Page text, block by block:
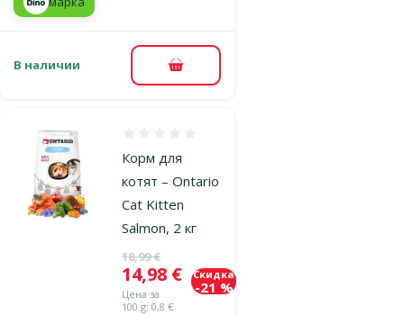
В наличии В корзину
Корм для
котят – Ontario
Cat Kitten
Salmon, 2 кг
Исходная цена
18,99 €
Цена
14,98 €
Цена за
100 g: 0,8 €
Скидка
-21 %